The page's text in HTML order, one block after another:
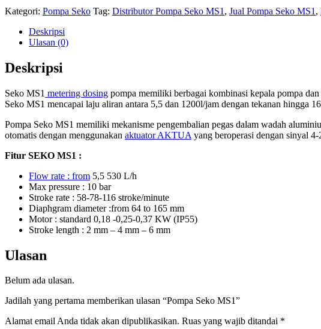
Kategori: Pompa Seko Tag: Distributor Pompa Seko MS1 , Jual Pompa Seko MS1 ,
Deskripsi
Ulasan (0)
Deskripsi
Seko MS1 metering dosing pompa memiliki berbagai kombinasi kepala pompa
Seko MS1 mencapai laju aliran antara 5,5 dan 1200l/jam dengan tekanan hingga
Pompa Seko MS1 memiliki mekanisme pengembalian pegas dalam wadah
otomatis dengan menggunakan aktuator AKTUA yang beroperasi dengan sinyal
Fitur SEKO MS1 :
Flow rate : from 5,5 530 L/h
Max pressure : 10 bar
Stroke rate : 58-78-116 stroke/minute
Diaphgram diameter :from 64 to 165 mm
Motor : standard 0,18 -0,25-0,37 KW (IP55)
Stroke length : 2 mm – 4 mm – 6 mm
Ulasan
Belum ada ulasan.
Jadilah yang pertama memberikan ulasan “Pompa Seko MS1”
Alamat email Anda tidak akan dipublikasikan. Ruas yang wajib ditandai *